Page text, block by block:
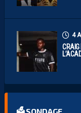
4
CRAIG